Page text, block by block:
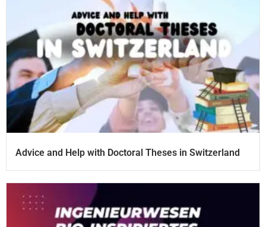
Advice and Help with Doctoral Theses in Switzerland